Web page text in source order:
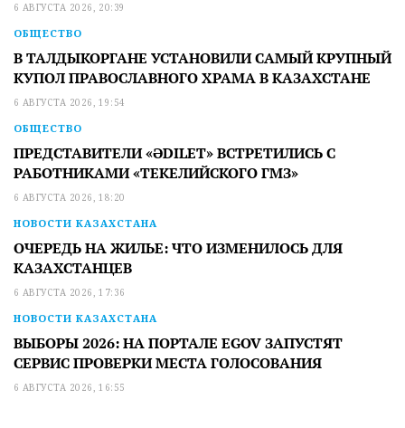
6 АВГУСТА 2026, 20:39
ОБЩЕСТВО
В ТАЛДЫКОРГАНЕ УСТАНОВИЛИ САМЫЙ КРУПНЫЙ
КУПОЛ ПРАВОСЛАВНОГО ХРАМА В КАЗАХСТАНЕ
6 АВГУСТА 2026, 19:54
ОБЩЕСТВО
ПРЕДСТАВИТЕЛИ «ӘDILET» ВСТРЕТИЛИСЬ С
РАБОТНИКАМИ «ТЕКЕЛИЙСКОГО ГМЗ»
6 АВГУСТА 2026, 18:20
НОВОСТИ КАЗАХСТАНА
ОЧЕРЕДЬ НА ЖИЛЬЕ: ЧТО ИЗМЕНИЛОСЬ ДЛЯ
КАЗАХСТАНЦЕВ
6 АВГУСТА 2026, 17:36
НОВОСТИ КАЗАХСТАНА
ВЫБОРЫ 2026: НА ПОРТАЛЕ EGOV ЗАПУСТЯТ
СЕРВИС ПРОВЕРКИ МЕСТА ГОЛОСОВАНИЯ
6 АВГУСТА 2026, 16:55